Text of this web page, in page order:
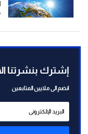
إشترك بنشرتنا
انضم الى ملايين المتابعين